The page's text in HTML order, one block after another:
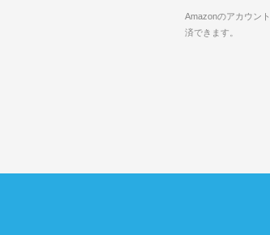
Amazonのアカウン
済できます。